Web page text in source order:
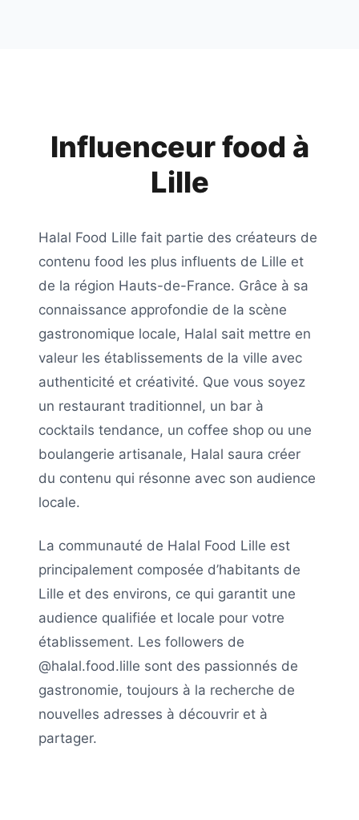
Influenceur food à
Lille
Halal Food Lille fait partie des créateurs de
contenu food les plus influents de Lille et
de la région Hauts-de-France. Grâce à sa
connaissance approfondie de la scène
gastronomique locale, Halal sait mettre en
valeur les établissements de la ville avec
authenticité et créativité. Que vous soyez
un restaurant traditionnel, un bar à
cocktails tendance, un coffee shop ou une
boulangerie artisanale, Halal saura créer
du contenu qui résonne avec son audience
locale.
La communauté de Halal Food Lille est
principalement composée d’habitants de
Lille et des environs, ce qui garantit une
audience qualifiée et locale pour votre
établissement. Les followers de
@halal.food.lille sont des passionnés de
gastronomie, toujours à la recherche de
nouvelles adresses à découvrir et à
partager.